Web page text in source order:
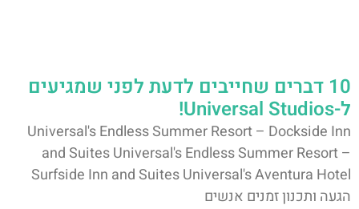
10 דברים שחייבים לדעת לפני שמגיעים
ל-Universal Studios!
Universal's Endless Summer Resort – Dockside Inn
and Suites Universal's Endless Summer Resort –
Surfside Inn and Suites Universal's Aventura Hotel
הגעה ותכנון זמנים אנשים